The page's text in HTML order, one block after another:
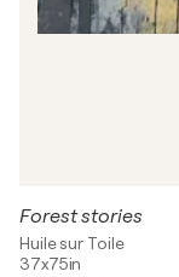
Forest stories
Huile sur Toile
37x75in